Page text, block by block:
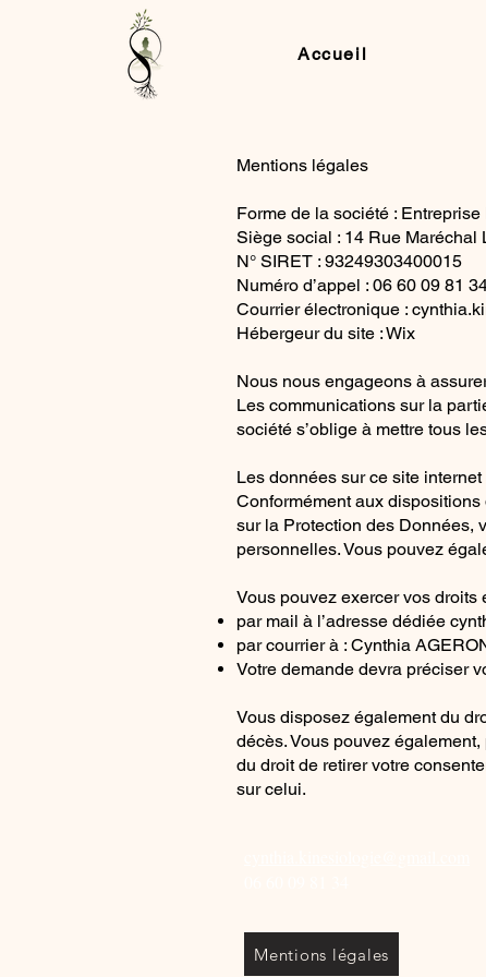
Accueil
Mentions légales
Forme de la société :
Siège social : 14 Rue Maréchal
N° SIRET : 93249303400015
Numéro d’appel : 06 60 09 81
Courrier électronique :
Hébergeur du site : Wix
Nous nous engageons à
Les communications sur la
société s’oblige à mettre tous
Les données sur ce site
Conformément aux
sur la Protection des Données,
personnelles. Vous pouvez
Vous pouvez exercer vos droits
par mail à l’adresse dédiée
par courrier à : Cynthia
Votre demande devra préciser
Vous disposez également du
décès. Vous pouvez
du droit de retirer votre
sur celui.
Mentions légales